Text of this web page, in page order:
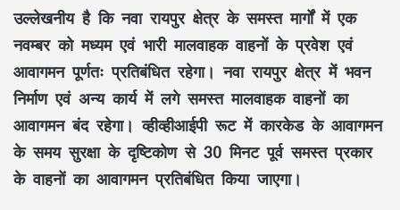
उल्लेखनीय है कि नवा रायपुर क्षेत्र के समस्त मार्गों में एक
नवम्बर को मध्यम एवं भारी मालवाहक वाहनों के प्रवेश एवं
आवागमन पूर्णतः प्रतिबंधित रहेगा। नवा रायपुर क्षेत्र में भवन
निर्माण एवं अन्य कार्य में लगे समस्त मालवाहक वाहनों का
आवागमन बंद रहेगा। व्हीव्हीआईपी रूट में कारकेड के आवागमन
के समय सुरक्षा के दृष्टिकोण से 30 मिनट पूर्व समस्त प्रकार
के वाहनों का आवागमन प्रतिबंधित किया जाएगा।